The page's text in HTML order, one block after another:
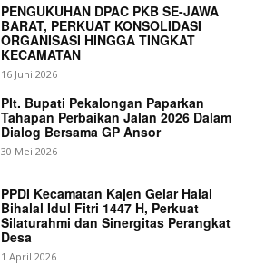
News Week
PENGUKUHAN DPAC PKB SE-JAWA
BARAT, PERKUAT KONSOLIDASI
ORGANISASI HINGGA TINGKAT
KECAMATAN
16 Juni 2026
Plt. Bupati Pekalongan Paparkan
Tahapan Perbaikan Jalan 2026 Dalam
Dialog Bersama GP Ansor
30 Mei 2026
PPDI Kecamatan Kajen Gelar Halal
Bihalal Idul Fitri 1447 H, Perkuat
Silaturahmi dan Sinergitas Perangkat
Desa
1 April 2026